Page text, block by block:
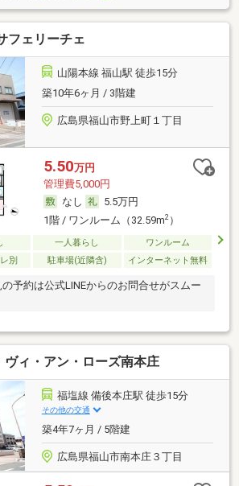
フェリーチェ
山陽本線 福山駅 徒歩15分
築10年6ヶ月 / 3階建
広島県福山市野上町１丁目
5.50万円
管理費5,000円
なし
5.5万円
1階 / ワンルーム（32.59m2）
一人暮らし
ワンルーム
別
駐車場(近隣含) インターネット無料
予約は公式LINEからのお問合せがスムー
ヴィ・アン・ローズ南本庄
福塩線 備後本庄駅 徒歩15分
その他の交通
築4年7ヶ月 / 5階建
広島県福山市南本庄３丁目